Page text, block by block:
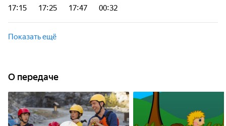
17:15 17:25 17:47 00:32
Показать ещё
О передаче